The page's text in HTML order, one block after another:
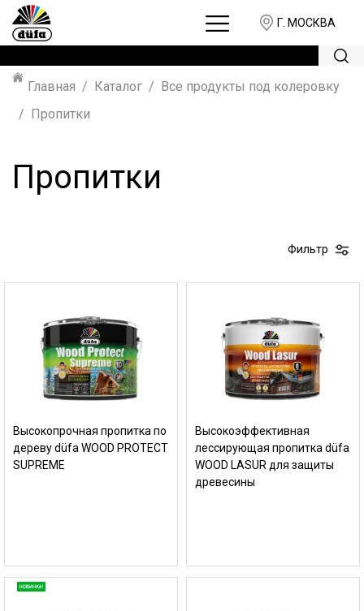
Г. МОСКВА
Главная Каталог
Все продукты под колеровку
Пропитки
Пропитки
Фильтр
Высокопрочная пропитка по
дереву düfa WOOD PROTECT
SUPREME
Высокоэффективная
лессирующая пропитка düfa
WOOD LASUR для защиты
древесины